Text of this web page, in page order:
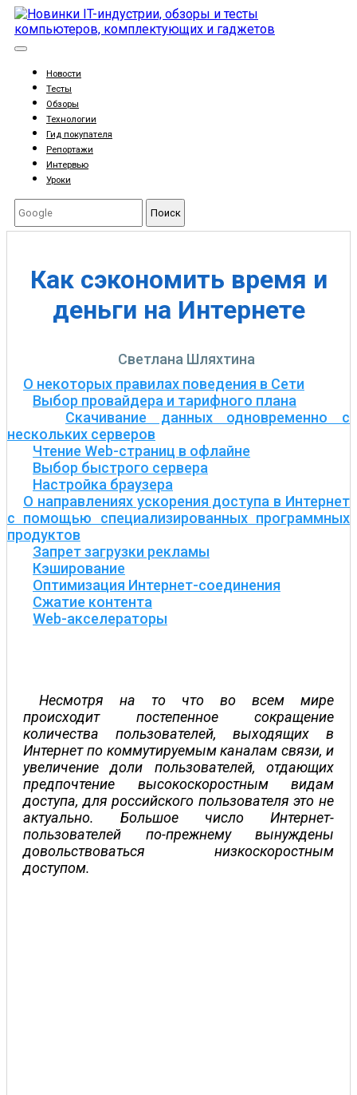
Новости
Тесты
Обзоры
Технологии
Гид покупателя
Репортажи
Интервью
Уроки
Поиск
Как сэкономить время и
деньги на Интернете
Светлана Шляхтина
О некоторых правилах поведения в Сети
Выбор провайдера и тарифного плана
Скачивание данных одновременно с
нескольких серверов
Чтение Web-страниц в офлайне
Выбор быстрого сервера
Настройка браузера
О направлениях ускорения доступа в Интернет
с помощью специализированных программных
продуктов
Запрет загрузки рекламы
Кэширование
Оптимизация Интернет-соединения
Сжатие контента
Web-акселераторы
Несмотря на то что во всем мире
происходит постепенное сокращение
количества пользователей, выходящих в
Интернет по коммутируемым каналам связи, и
увеличение доли пользователей, отдающих
предпочтение высокоскоростным видам
доступа, для российского пользователя это не
актуально. Большое число Интернет-
пользователей по-прежнему вынуждены
довольствоваться низкоскоростным
доступом.